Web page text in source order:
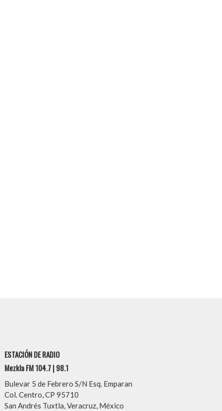
ESTACIÓN DE RADIO
Mezkla FM 104.7 | 98.1
Bulevar 5 de Febrero S/N Esq. Emparan
Col. Centro, CP 95710
San Andrés Tuxtla, Veracruz, México